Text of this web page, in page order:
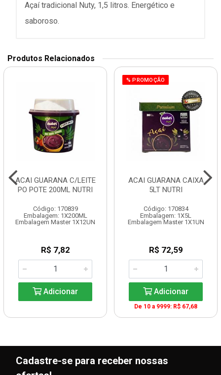
Açaí tradicional Nuty, 1,5 litros. Energético e
saboroso.
Produtos Relacionados
ACAI GUARANA C/LEITE
PO POTE 200ML NUTRI
Código: 170839
Embalagem: 1X200ML
Embalagem Master 1X12UN
R$ 7,82
Adicionar
% PROMOÇÃO
ACAI GUARANA CAIXA
5LT NUTRI
Código: 170834
Embalagem: 1X5L
Embalagem Master 1X1UN
R$ 72,59
Adicionar
De 10 a 9999: R$ 67,68
Cadastre-se para receber nossas